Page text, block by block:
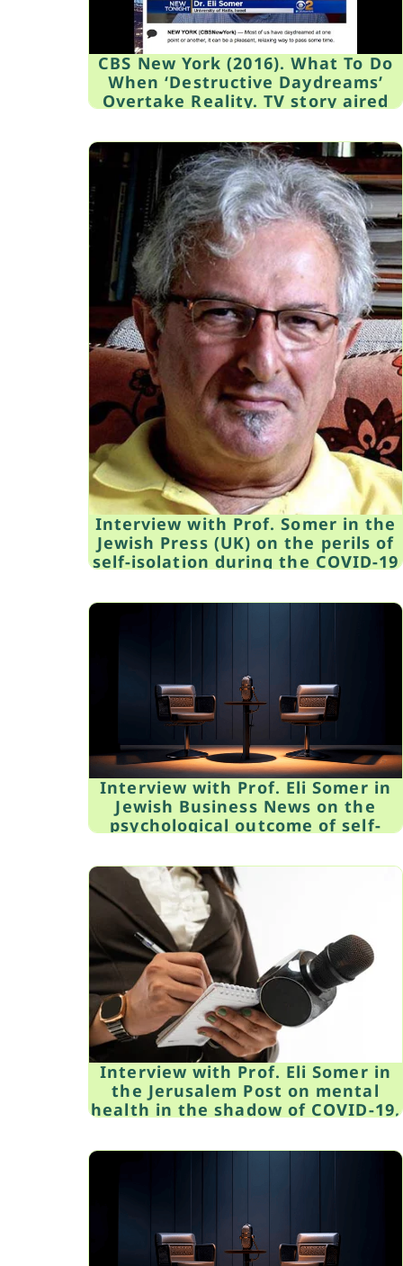
CBS New York (2016). What To Do
When ‘Destructive Daydreams’
Overtake Reality. TV story aired
Interview with Prof. Somer in the
Jewish Press (UK) on the perils of
self-isolation during the COVID-19
Interview with Prof. Eli Somer in
Jewish Business News on the
psychological outcome of self-
Interview with Prof. Eli Somer in
the Jerusalem Post on mental
health in the shadow of COVID-19,